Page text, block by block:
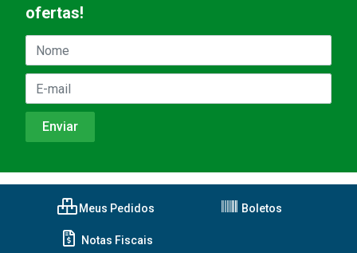
ofertas!
Meus Pedidos Boletos
Notas Fiscais